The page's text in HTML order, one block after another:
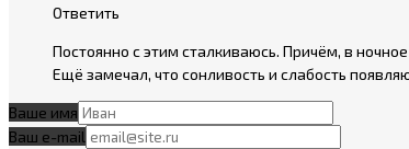
Ответить
Постоянно с этим сталкиваюсь. Причём, в
Ещё замечал, что сонливость и слабость
Ваше имя
Ваш e-mail